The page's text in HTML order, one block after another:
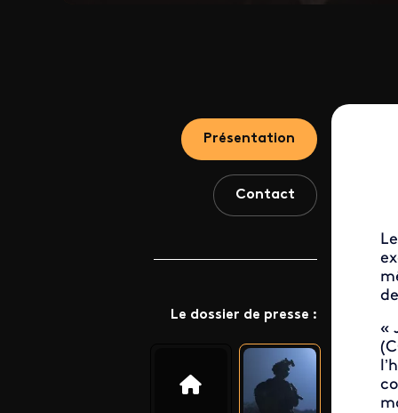
Présentation
Contact
Le dossier de presse :
«